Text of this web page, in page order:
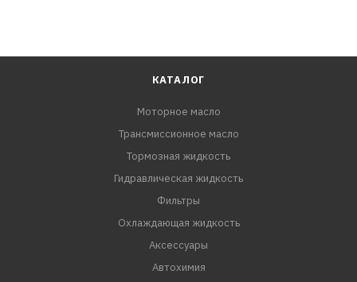
КАТАЛОГ
Моторное масло
Трансмиссионное масло
Тормозная жидкость
Гидравлическая жидкость
Фильтры
Охлаждающая жидкость
Аксессуары
Автохимия